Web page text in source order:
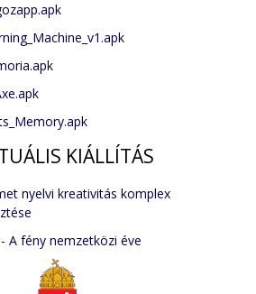
KIÁLLÍTÁS
nyelvi kreativitás komplex
A fény nemzetközi éve